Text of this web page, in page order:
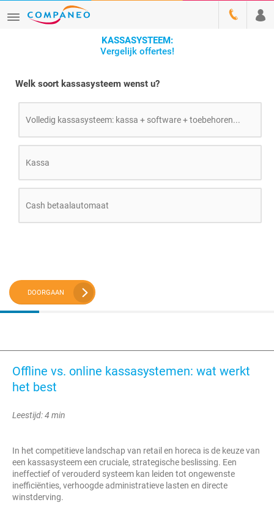
KASSASYSTEEM:
Vergelijk offertes!
Welk soort kassasysteem wenst u?
Volledig kassasysteem: kassa + software + toebehoren...
Kassa
Cash betaalautomaat
DOORGAAN
Offline vs. online kassasystemen: wat werkt
het best
Leestijd: 4 min
In het competitieve landschap van retail en horeca is de keuze van
een kassasysteem een cruciale, strategische beslissing. Een
ineffectief of verouderd systeem kan leiden tot ongewenste
inefficiënties, verhoogde administratieve lasten en directe
winstderving.